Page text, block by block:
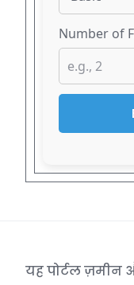
Number of
यह पोर्टल ज़मीन